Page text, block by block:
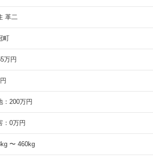
革二
町
万円
：200万円
：0万円
〜 460kg